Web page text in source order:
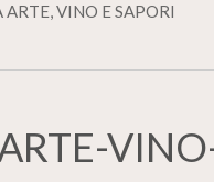
VINO E SAPORI